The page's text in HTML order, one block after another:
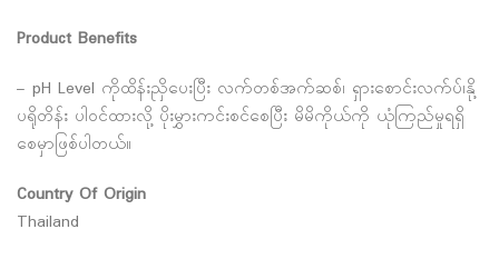
Product Benefits
– pH Level ကိုထိန်းညှိပေးပြီး လက်တစ်အက်ဆစ်၊ ရှားစောင်းလက်ပ်၊နို့
ပရိုတိန်း ပါ၀င်ထားလို့ ပိုးမွှားကင်းစင်စေပြီး မိမိကိုယ်ကို ယုံကြည်မှုရရှိ
စေမှာဖြစ်ပါတယ်။
Country Of Origin
Thailand